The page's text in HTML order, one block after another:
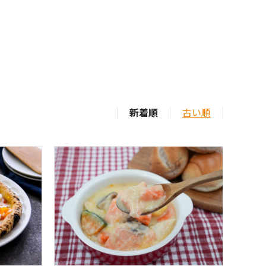
新着順 古い順